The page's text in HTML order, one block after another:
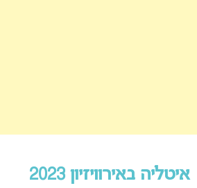
איטליה באירוויזיון 2023